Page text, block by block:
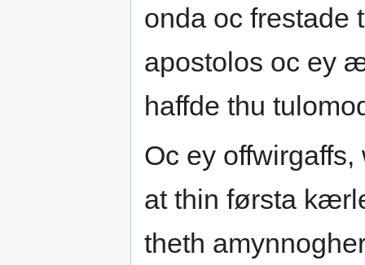
onda oc frestade
apostolos oc ey
haffde thu
Oc ey
at thin førsta
theth